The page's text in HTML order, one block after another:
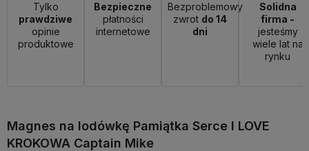
Tylko
prawdziwe
opinie
produktowe
Bezpieczne
płatności
internetowe
Bezproblemowy
zwrot do 14
dni
Solidna
firma -
jesteśmy
wiele lat na
rynku
Magnes na lodówkę Pamiątka Serce I LOVE
KROKOWA Captain Mike